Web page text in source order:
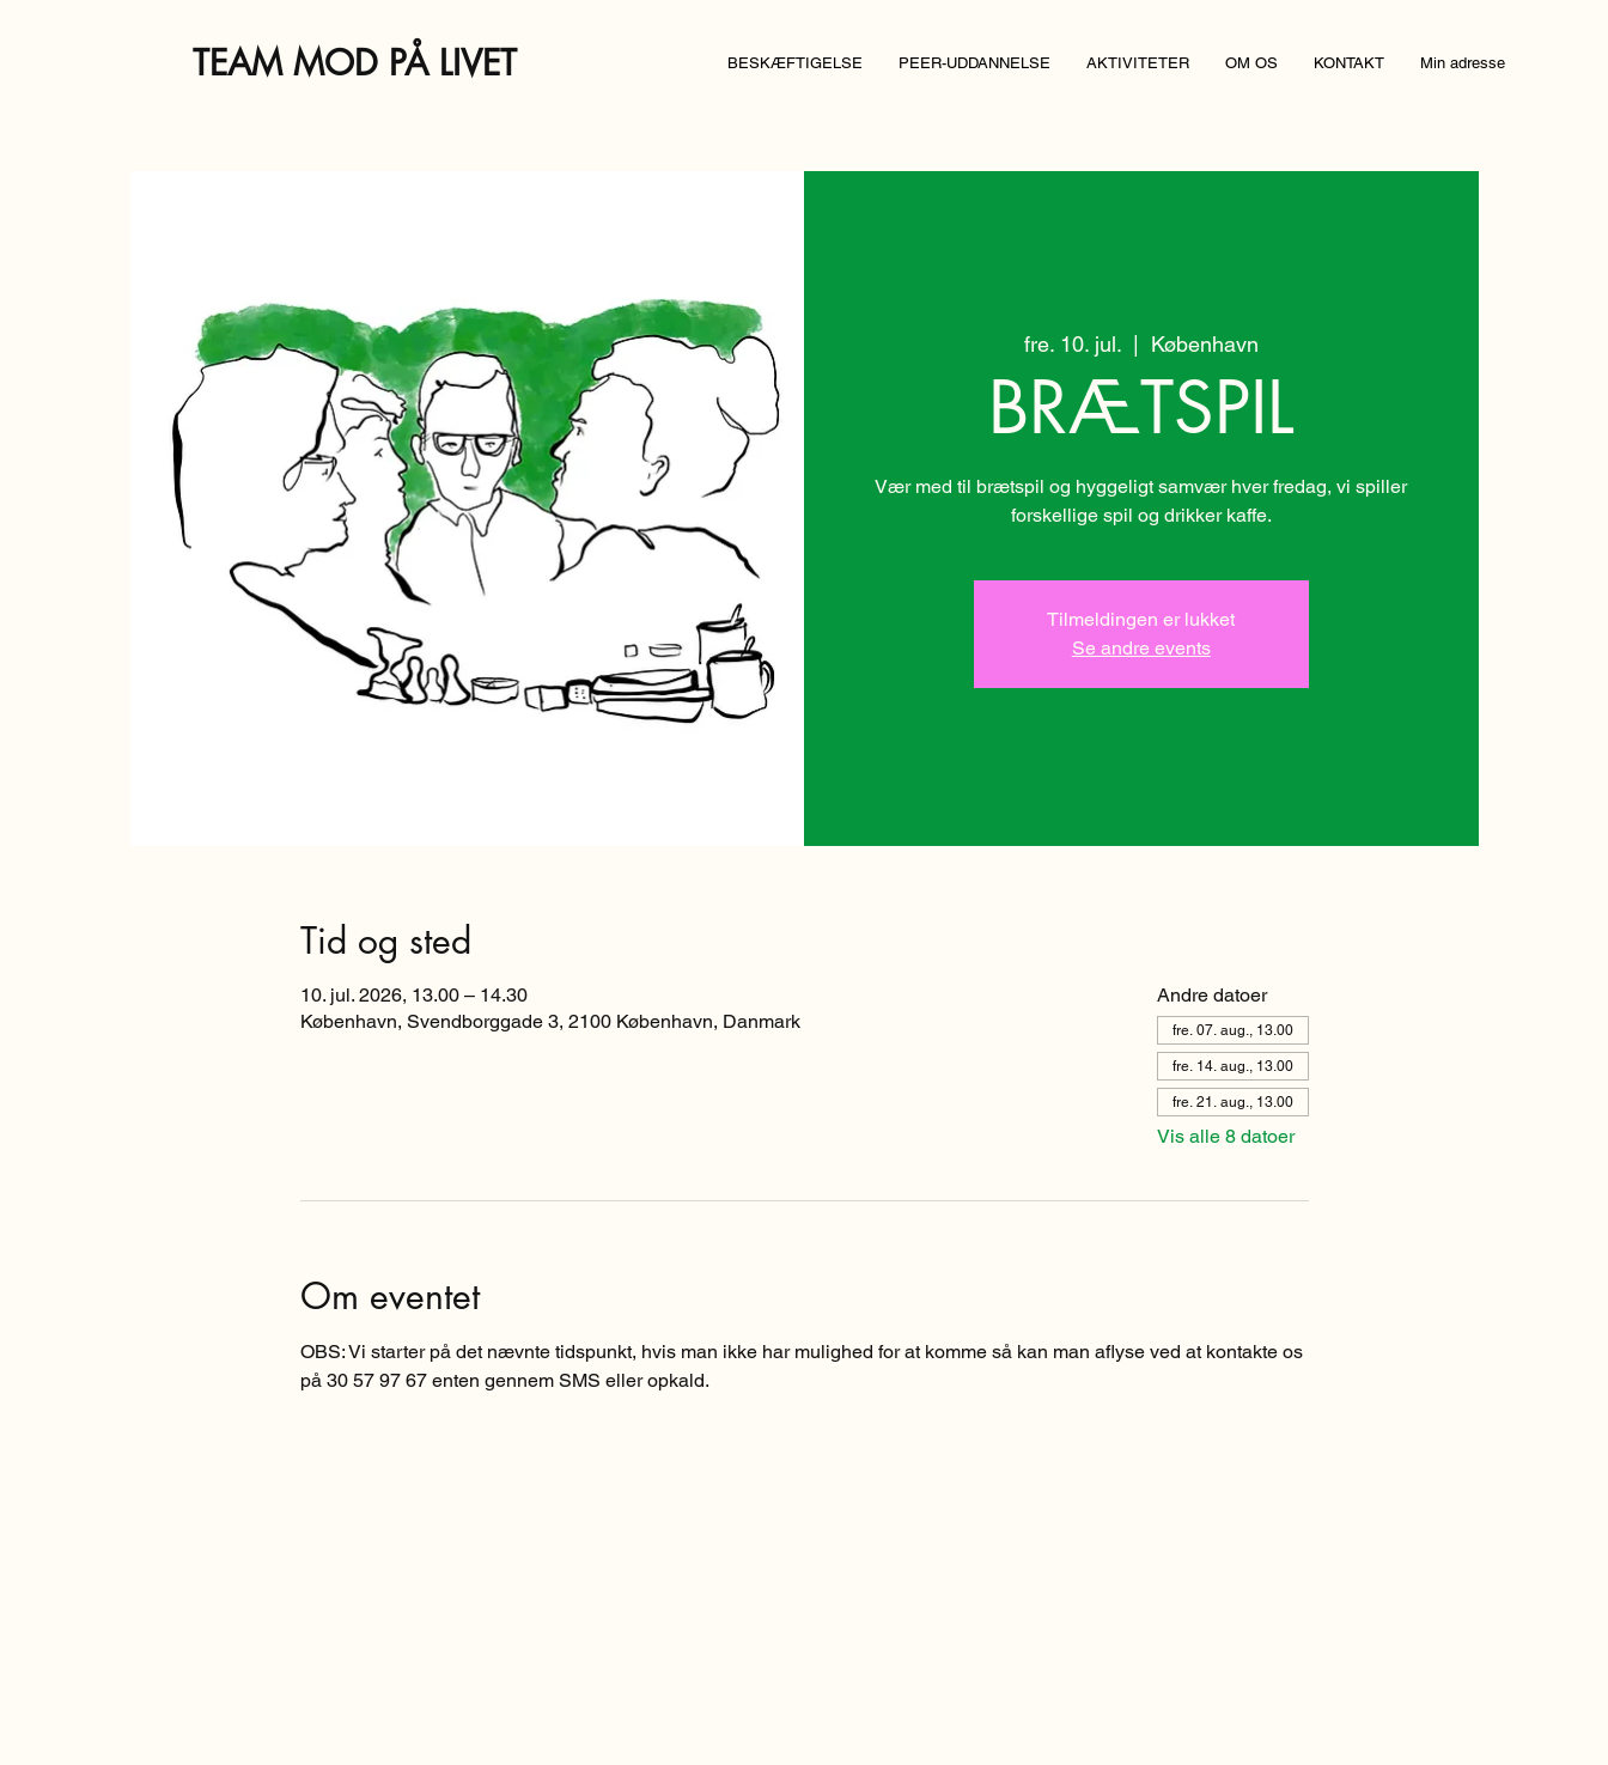
TEAM MOD PÅ LIVET BESKÆFTIGELSE PEER-UDDANNELSE AKTIVITETER OM OS KONTAKT Min adresse
fre. 10. jul.
  |
København
BRÆTSPIL
Vær med til brætspil og hyggeligt samvær hver fredag, vi spiller
forskellige spil og drikker kaffe.
Tilmeldingen er lukket
Se andre events
Tid og sted
10. jul. 2026, 13.00 – 14.30
København, Svendborggade 3, 2100 København, Danmark
Andre datoer
fre. 07. aug., 13.00
fre. 14. aug., 13.00
fre. 21. aug., 13.00
Vis alle 8 datoer
Om eventet
OBS: Vi starter på det nævnte tidspunkt, hvis man ikke har mulighed for at komme så kan man aflyse ved at kontakte os
på 30 57 97 67 enten gennem SMS eller opkald.